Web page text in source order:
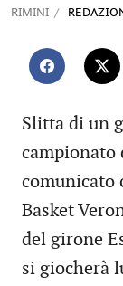
RIMINI
Slitta di un
campionato
comunicato
Basket
del girone
si giocherà